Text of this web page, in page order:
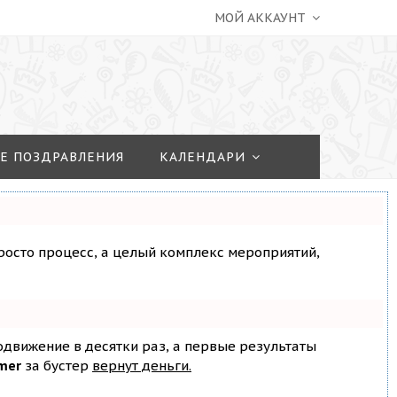
МОЙ АККАУНТ
ПОЗДРАВЛЕНИЯ КАЛЕНДАРИ
процесс, а целый комплекс мероприятий,
в десятки раз, а первые результаты
за бустер вернут деньги.